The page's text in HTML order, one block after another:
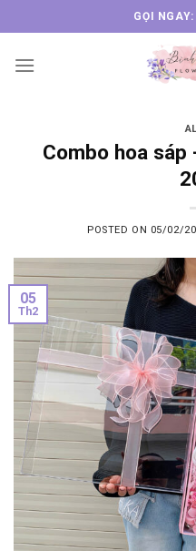
to
content
GỌI
Combo hoa
POSTED ON 05/02/
05
Th2